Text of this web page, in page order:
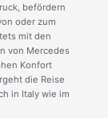
befördern
oder zum
mit den
von Mercedes
Konfort
die Reise
in Italy wie im